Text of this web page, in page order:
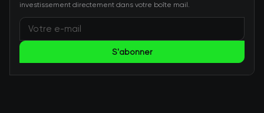
investissement directement dans votre boîte mail.
S'abonner